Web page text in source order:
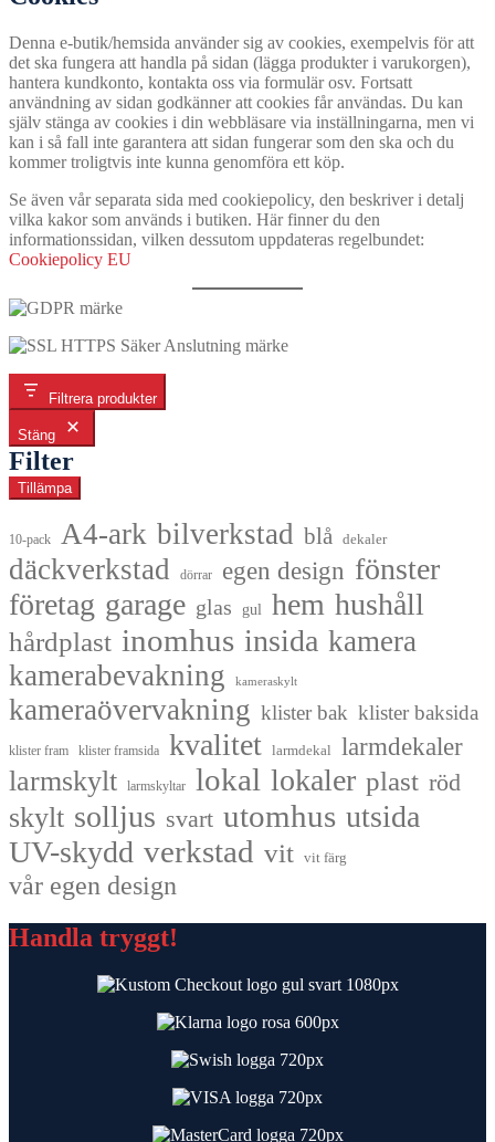
Denna e-butik/hemsida använder sig av cookies, exempelvis för att
det ska fungera att handla på sidan (lägga produkter i varukorgen),
hantera kundkonto, kontakta oss via formulär osv. Fortsatt
användning av sidan godkänner att cookies får användas. Du kan
själv stänga av cookies i din webbläsare via inställningarna, men vi
kan i så fall inte garantera att sidan fungerar som den ska och du
kommer troligtvis inte kunna genomföra ett köp.
Se även vår separata sida med cookiepolicy, den beskriver i detalj
vilka kakor som används i butiken. Här finner du den
informationssidan, vilken dessutom uppdateras regelbundet:
Cookiepolicy EU
Filtrera produkter
Stäng
Filter
Tillämpa
10-pack A4-ark bilverkstad blå dekaler
däckverkstad dörrar egen design fönster
företag garage glas gul hem hushåll
hårdplast inomhus insida kamera
kamerabevakning
kameraskylt
kameraövervakning klister bak klister baksida
klister fram klister framsida kvalitet larmdekal larmdekaler
larmskylt larmskyltar lokal lokaler plast röd
skylt solljus svart utomhus utsida
UV-skydd verkstad vit vit färg
vår egen design
Handla tryggt!